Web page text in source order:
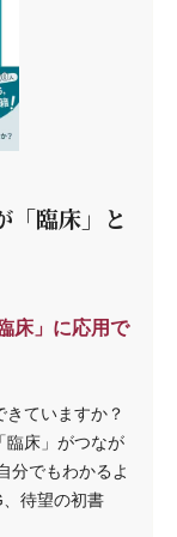
「臨床」と
床」に応用で
ていますか？
臨床」がつなが
分でもわかるよ
待望の初書